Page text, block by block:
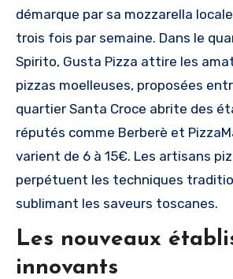
démarque par sa mozzarella
trois fois par semaine. Dans le
Spirito, Gusta Pizza attire les
pizzas moelleuses, proposées
quartier Santa Croce abrite des
réputés comme Berberè et
varient de 6 à 15€. Les artisans
perpétuent les techniques
sublimant les saveurs toscanes.
Les nouveaux
innovants